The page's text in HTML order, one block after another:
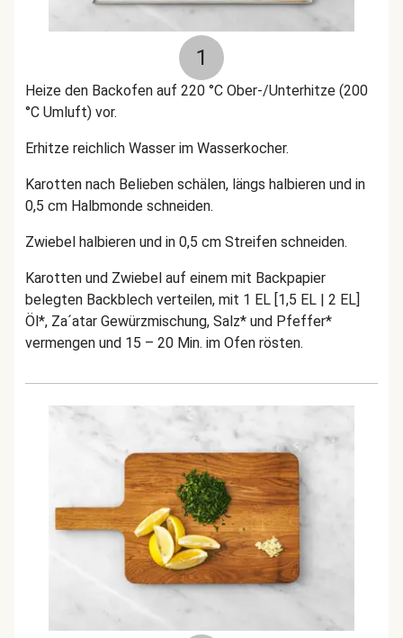
1
Heize den Backofen auf 220 °C Ober-/Unterhitze (200
°C Umluft) vor.
Erhitze reichlich Wasser im Wasserkocher.
Karotten nach Belieben schälen, längs halbieren und in
0,5 cm Halbmonde schneiden.
Zwiebel halbieren und in 0,5 cm Streifen schneiden.
Karotten und Zwiebel auf einem mit Backpapier
belegten Backblech verteilen, mit 1 EL [1,5 EL | 2 EL]
Öl*, Za´atar Gewürzmischung, Salz* und Pfeffer*
vermengen und 15 – 20 Min. im Ofen rösten.